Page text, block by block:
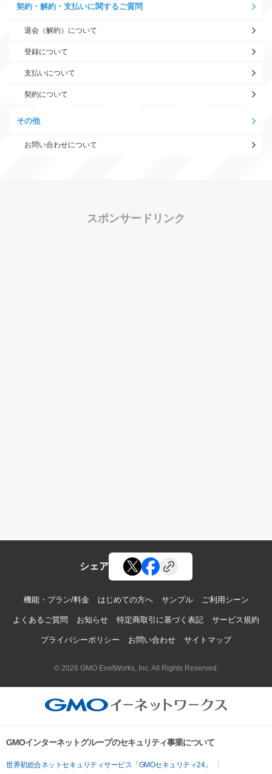
契約・解約・支払いに関するご質問
退会（解約）について
登録について
支払いについて
契約について
その他
お問い合わせについて
スポンサードリンク
シェア
機能・プラン/料金 はじめての方へ サンプル ご利用シーン
よくあるご質問 お知らせ 特定商取引に基づく表記 サービス規約
プライバシーポリシー お問い合わせ サイトマップ
© 2026 GMO EnetWorks, Inc. All Rights Reserved.
GMOインターネットグループのセキュリティ事業について
世界初総合ネットセキュリティサービス「GMOセキュリティ24」